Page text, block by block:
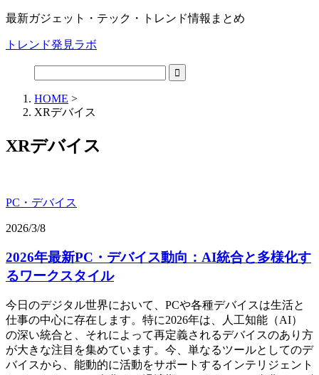
最新ガジェット・テック・トレンド情報まとめ
トレンド発見ラボ
HOME >
XRデバイス
XRデバイス
PC・デバイス
2026/3/8
2026年最新PC・デバイス動向：AI統合と多様化す
るワークスタイル
今日のデジタル世界において、PCや各種デバイスは生活と
仕事の中心に存在します。特に2026年は、人工知能（AI）
の深い統合と、それによって再定義されるデバイスのあり方
が大きな注目を集めています。今、単なるツールとしてのデ
バイスから、能動的に活動をサポートするインテリジェント